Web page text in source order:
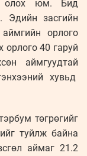
олох юм. Бид
Эдийн засгийн
орлого
орлого 40 гаруй
аймгуудтай
хувьд
төгрөгийг
туйлж байна
аймаг 21.2